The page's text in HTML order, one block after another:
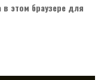
этом браузере для